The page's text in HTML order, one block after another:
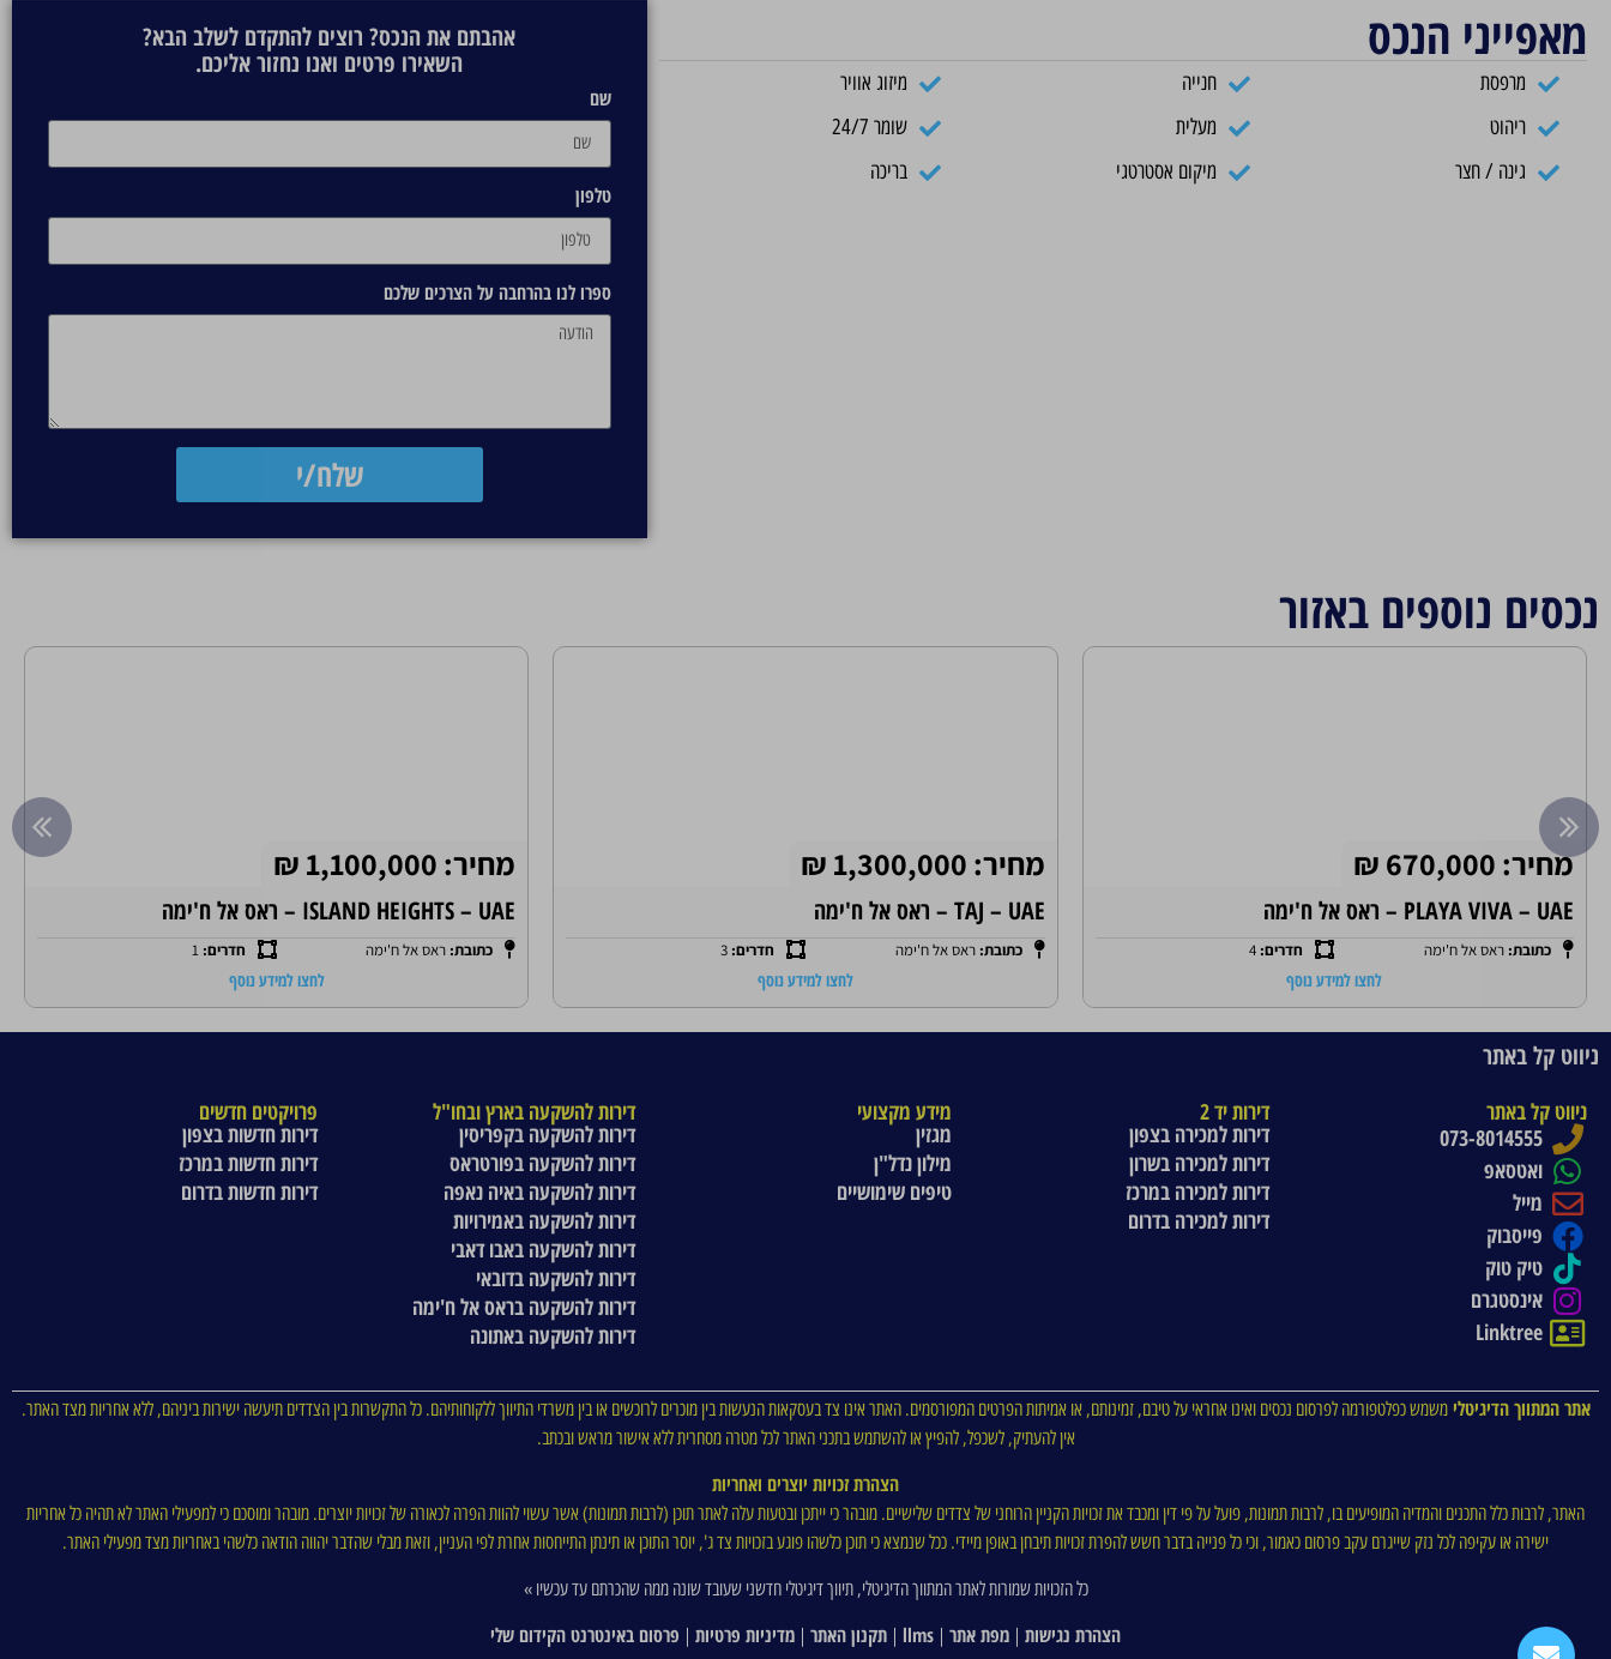
מאפייני הנכס
מרפסת חנייה
מיזוג אוויר
ריהוט
מעלית
שומר 24/7
גינה / חצר
מיקום אסטרטגי בריכה
אהבתם את הנכס? רוצים להתקדם לשלב הבא?
השאירו פרטים ואנו נחזור אליכם.
שם
טלפון
ספרו לנו בהרחבה על הצרכים שלכם
שלח/י
נכסים נוספים באזור
מחיר: 670,000 ₪
PLAYA VIVA – UAE – ראס אל ח'ימה
כתובת: ראס אל ח'ימה חדרים: 4
לחצו למידע נוסף
מחיר: 1,300,000 ₪
TAJ – UAE – ראס אל ח'ימה
כתובת:ראס אל ח'ימה חדרים: 3
לחצו למידע נוסף
מחיר: 1,100,000 ₪
ISLAND HEIGHTS – UAE – ראס אל ח'ימה
כתובת: ראס אל ח'ימה חדרים:1
לחצו למידע נוסף
ניווט קל באתר
ניווט קל באתר
073-8014555
ואטסאפ
מייל
פייסבוק
טיק טוק
אינסטגרם
Linktree
דירות יד 2
דירות למכירה בצפון
דירות למכירה בשרון
דירות למכירה במרכז
דירות למכירה בדרום
מידע מקצועי
מגזין
מילון נדל"ן
טיפים שימושיים
דירות להשקעה בארץ ובחו"ל
דירות להשקעה בקפריסין
דירות להשקעה בפורטראס
דירות להשקעה באיה נאפה
דירות להשקעה באמירויות
דירות להשקעה באבו דאבי
דירות להשקעה בדובאי
דירות להשקעה בראס אל ח'ימה
דירות להשקעה באתונה
פרויקטים חדשים
דירות חדשות בצפון
דירות חדשות במרכז
דירות חדשות בדרום
אתר המתווך הדיגיטלימשמש כפלטפורמה לפרסום נכסים ואינו אחראי על טיבם, זמינותם, או אמיתות הפרטים המפורסמים. האתר אינו צד בעסקאות הנעשות בין מוכרים לרוכשים או בין משרדי התיווך ללקוחותיהם. כל התקשרות בין הצדדים תיעשה ישירות ביניהם, ללא אחריות מצד האתר.
אין להעתיק, לשכפל, להפיץ או להשתמש בתכני האתר לכל מטרה מסחרית ללא אישור מראש ובכתב.
הצהרת זכויות יוצרים ואחריות
האתר, לרבות כלל התכנים והמדיה המופיעים בו, לרבות תמונות, פועל על פי דין ומכבד את זכויות הקניין הרוחני של צדדים שלישיים. מובהר כי ייתכן ובטעות עלה לאתר תוכן (לרבות תמונות) אשר עשוי להוות הפרה לכאורה של זכויות יוצרים. מובהר ומוסכם כי למפעילי האתר לא תהיה כל אחריות
ישירה או עקיפה לכל נזק שייגרם עקב פרסום כאמור, וכי כל פנייה בדבר חשש להפרת זכויות תיבחן באופן מיידי. ככל שנמצא כי תוכן כלשהו פוגע בזכויות צד ג', יוסר התוכן או תינתן התייחסות אחרת לפי העניין, וזאת מבלי שהדבר יהווה הודאה כלשהי באחריות מצד מפעילי האתר.
כל הזכויות שמורות לאתר המתווך הדיגיטלי, תיווך דיגיטלי חדשני שעובד שונה ממה שהכרתם עד עכשיו »
הצהרת נגישות מפת אתר llms תקנון האתר מדיניות פרטיות פרסום באינטרנט הקידום שלי